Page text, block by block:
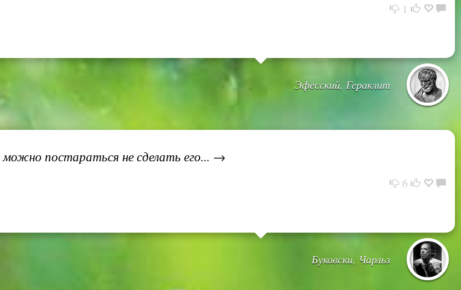
1
Эфесский, Гераклит
постараться не сделать его... →
6
Буковски, Чарльз